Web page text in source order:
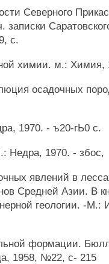
Северного
с.
химии. м.: Химия,
осадочных
1970. - ъ20-гЬ0 с.
Недра, 1970. - збос,
явлений в
Средней Азии. В
геологии. -М.:
формации.
1958, №22, с- 215